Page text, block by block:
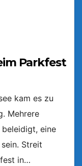
Parkfest
kam es zu
Mehrere
beleidigt, eine
Streit
in…